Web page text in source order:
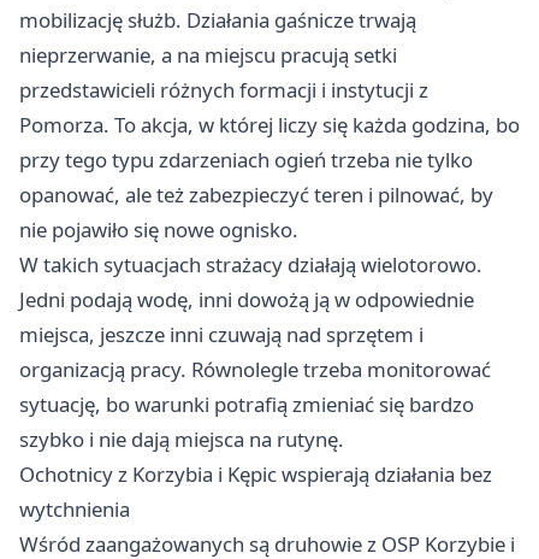
mobilizację służb. Działania gaśnicze trwają
nieprzerwanie, a na miejscu pracują setki
przedstawicieli różnych formacji i instytucji z
Pomorza. To akcja, w której liczy się każda godzina, bo
przy tego typu zdarzeniach ogień trzeba nie tylko
opanować, ale też zabezpieczyć teren i pilnować, by
nie pojawiło się nowe ognisko.
W takich sytuacjach strażacy działają wielotorowo.
Jedni podają wodę, inni dowożą ją w odpowiednie
miejsca, jeszcze inni czuwają nad sprzętem i
organizacją pracy. Równolegle trzeba monitorować
sytuację, bo warunki potrafią zmieniać się bardzo
szybko i nie dają miejsca na rutynę.
Ochotnicy z Korzybia i Kępic wspierają działania bez
wytchnienia
Wśród zaangażowanych są druhowie z OSP Korzybie i